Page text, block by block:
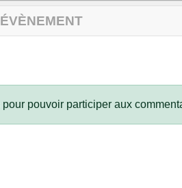
pour pouvoir participer aux